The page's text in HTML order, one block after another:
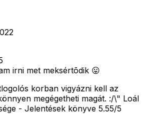
irni met meksértõdik 😛
korban vigyázni kell az
megégetheti magát. :/\" Loál
- Jelentések könyve 5.55/5